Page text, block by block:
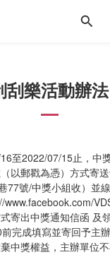
刮樂活動辦法
至2022/07/15止，中
以郵戳為憑）方式寄
77號/中獎小組收）並
www.facebook.com/
寄出中獎通知信函 及
完成填寫並寄回予主
中獎權益，主辦單位不